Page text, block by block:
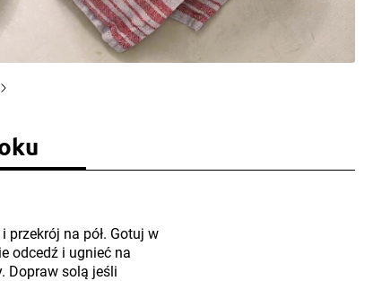
przekrój na pół. Gotuj w
odcedź i ugnieć na
Dopraw solą jeśli